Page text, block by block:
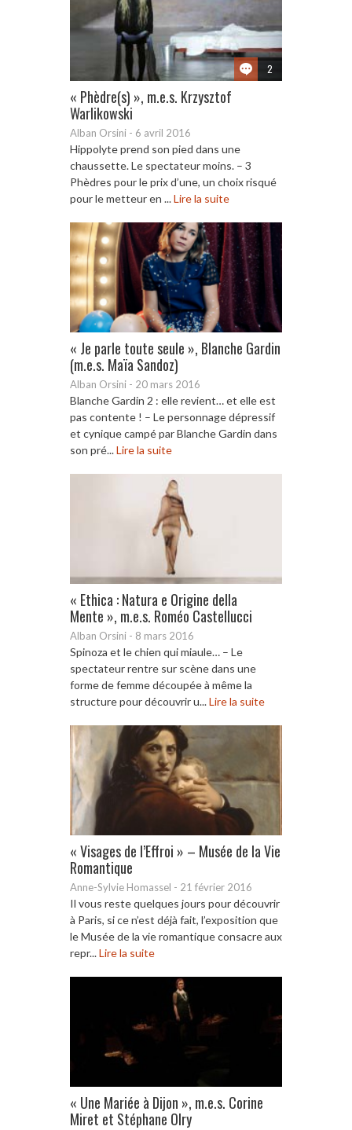
2
« Phèdre(s) », m.e.s. Krzysztof
Warlikowski
Alban Orsini - 6 avril 2016
Hippolyte prend son pied dans une
chaussette. Le spectateur moins. – 3
Phèdres pour le prix d’une, un choix risqué
pour le metteur en ...Lire la suite
« Je parle toute seule », Blanche Gardin
(m.e.s. Maïa Sandoz)
Alban Orsini - 20 mars 2016
Blanche Gardin 2 : elle revient… et elle est
pas contente ! – Le personnage dépressif
et cynique campé par Blanche Gardin dans
son pré...Lire la suite
« Ethica : Natura e Origine della
Mente », m.e.s. Roméo Castellucci
Alban Orsini - 8 mars 2016
Spinoza et le chien qui miaule… – Le
spectateur rentre sur scène dans une
forme de femme découpée à même la
structure pour découvrir u...Lire la suite
« Visages de l’Effroi » – Musée de la Vie
Romantique
Anne-Sylvie Homassel - 21 février 2016
Il vous reste quelques jours pour découvrir
à Paris, si ce n’est déjà fait, l’exposition que
le Musée de la vie romantique consacre aux
repr...Lire la suite
« Une Mariée à Dijon », m.e.s. Corine
Miret et Stéphane Olry